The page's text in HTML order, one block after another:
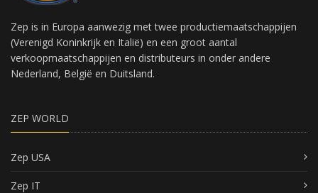
Zep is in Europa aanwezig met twee productiemaatschappijen
(Verenigd Koninkrijk en Italië) en een groot aantal
verkoopmaatschappijen en distributeurs in onder andere
Nederland, België en Duitsland.
ZEP WORLD
Zep USA
Zep IT